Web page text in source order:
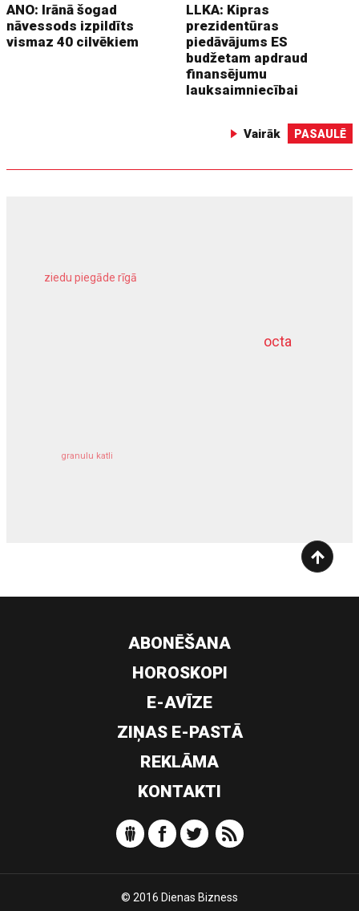
ANO: Irānā šogad
nāvessods izpildīts
vismaz 40 cilvēkiem
LLKA: Kipras
prezidentūras
piedāvājums ES
budžetam apdraud
finansējumu
lauksaimniecībai
Vairāk PASAULĒ
octa
ziedu piegāde rīgā
granulu katli
dziļurbums
ABONĒŠANA
HOROSKOPI
E-AVĪZE
ZIŅAS E-PASTĀ
REKLĀMA
KONTAKTI
© 2016 Dienas Bizness